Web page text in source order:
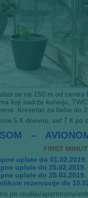
se na 150 m od centra
koji sadrže kuhinju,
Krevetac za bebe do
5 € dnevno, sef 7 € po
–
FIRST
uplate do
uplate do
uplate do
rezervacije do
po studiju/apartmanu/